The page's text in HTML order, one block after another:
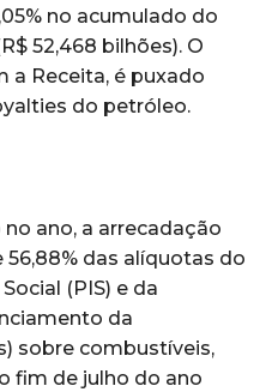
no acumulado do
52,468 bilhões). O
a Receita, é puxado
do petróleo.
ano, a arrecadação
das alíquotas do
(PIS) e da
da
sobre combustíveis,
fim de julho do ano